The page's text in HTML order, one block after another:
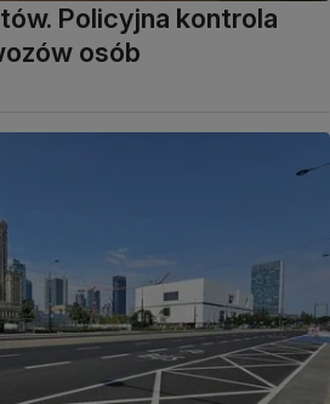
Policyjna kontrola
osób